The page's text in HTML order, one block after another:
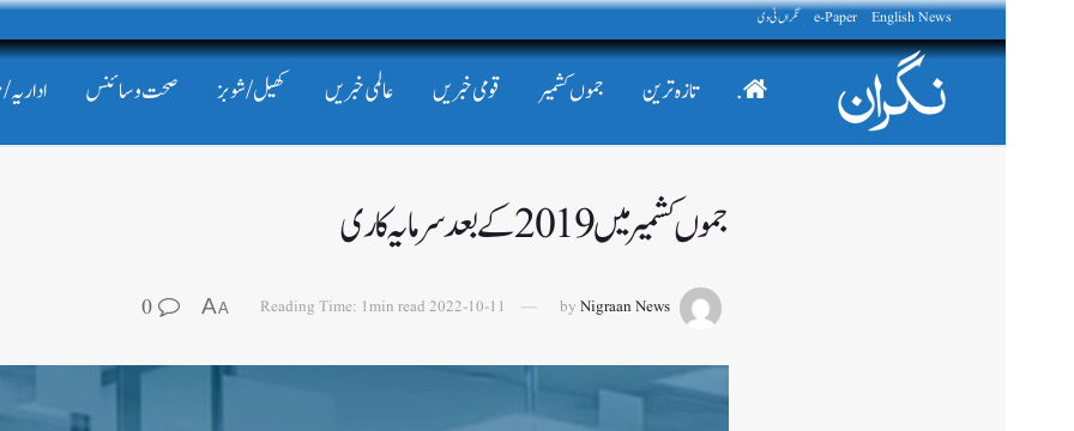
English News
e-Paper نگراں ٹی وی
. تازہ ترین جموں کشمیر قومی خبریں عالمی خبریں کھیل/شوبز صحت و سائنس
جموں کشمیر میں 2019کے بعد سرمایہ کاری
by Nigraan News
2022-10-11
Reading Time: 1min read
A
A